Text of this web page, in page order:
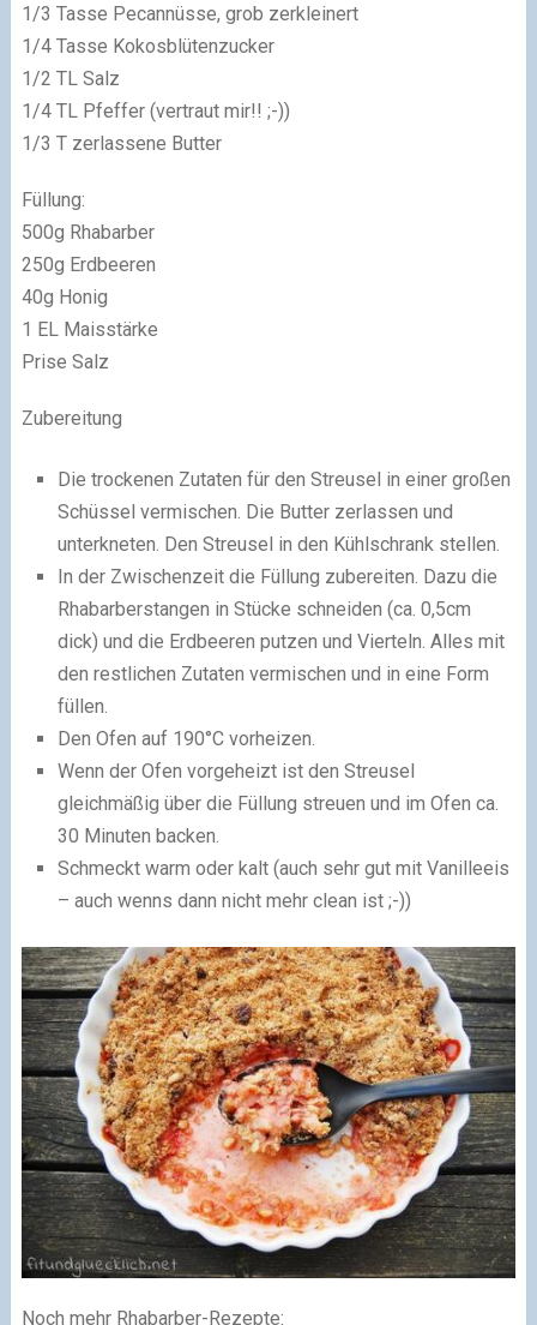
1/3 Tasse Pecannüsse, grob zerkleinert
1/4 Tasse Kokosblütenzucker
1/2 TL Salz
1/4 TL Pfeffer (vertraut mir!! ;-))
1/3 T zerlassene Butter
Füllung:
500g Rhabarber
250g Erdbeeren
40g Honig
1 EL Maisstärke
Prise Salz
Zubereitung
Die trockenen Zutaten für den Streusel in einer großen
Schüssel vermischen. Die Butter zerlassen und
unterkneten. Den Streusel in den Kühlschrank stellen.
In der Zwischenzeit die Füllung zubereiten. Dazu die
Rhabarberstangen in Stücke schneiden (ca. 0,5cm
dick) und die Erdbeeren putzen und Vierteln. Alles mit
den restlichen Zutaten vermischen und in eine Form
füllen.
Den Ofen auf 190°C vorheizen.
Wenn der Ofen vorgeheizt ist den Streusel
gleichmäßig über die Füllung streuen und im Ofen ca.
30 Minuten backen.
Schmeckt warm oder kalt (auch sehr gut mit Vanilleeis
– auch wenns dann nicht mehr clean ist ;-))
Noch mehr Rhabarber-Rezepte: